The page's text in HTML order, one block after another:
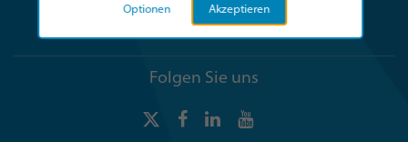
Folgen Sie uns
Akzeptieren
Optionen